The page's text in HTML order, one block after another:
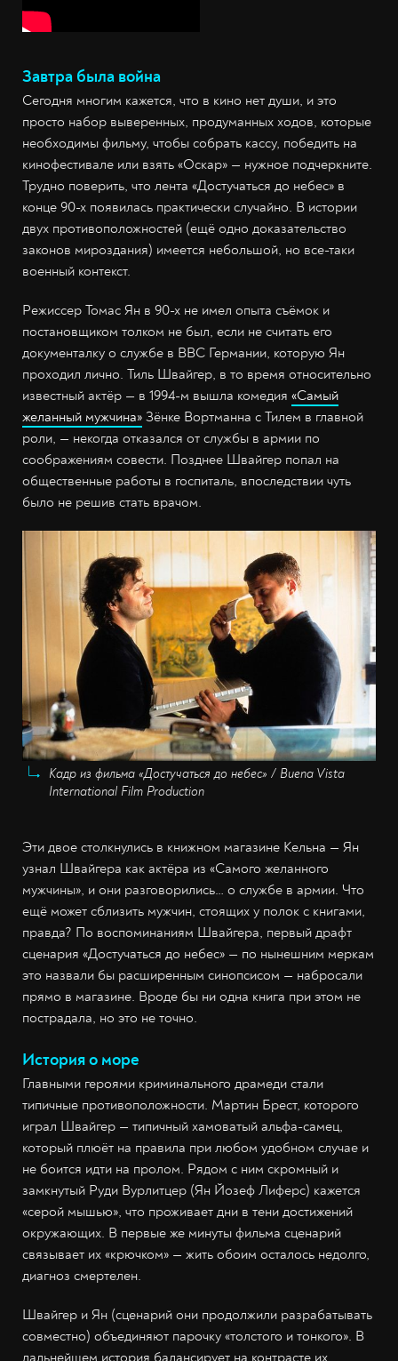
Завтра была война
Сегодня многим кажется, что в кино нет души, и это
просто набор выверенных, продуманных ходов, которые
необходимы фильму, чтобы собрать кассу, победить на
кинофестивале или взять «Оскар» — нужное подчеркните.
Трудно поверить, что лента «Достучаться до небес» в
конце 90-х появилась практически случайно. В истории
двух противоположностей (ещё одно доказательство
законов мироздания) имеется небольшой, но все-таки
военный контекст.
Режиссер Томас Ян в 90-х не имел опыта съёмок и
постановщиком толком не был, если не считать его
документалку о службе в ВВС Германии, которую Ян
проходил лично. Тиль Швайгер, в то время относительно
известный актёр — в 1994-м вышла комедия «Самый
желанный мужчина» Зёнке Вортманна с Тилем в главной
роли, — некогда отказался от службы в армии по
соображениям совести. Позднее Швайгер попал на
общественные работы в госпиталь, впоследствии чуть
было не решив стать врачом.
Кадр из фильма «Достучаться до небес» / Buena Vista
International Film Production
Эти двое столкнулись в книжном магазине Кельна — Ян
узнал Швайгера как актёра из «Самого желанного
мужчины», и они разговорились… о службе в армии. Что
ещё может сблизить мужчин, стоящих у полок с книгами,
правда? По воспоминаниям Швайгера, первый драфт
сценария «Достучаться до небес» — по нынешним меркам
это назвали бы расширенным синопсисом — набросали
прямо в магазине. Вроде бы ни одна книга при этом не
пострадала, но это не точно.
История о море
Главными героями криминального драмеди стали
типичные противоположности. Мартин Брест, которого
играл Швайгер — типичный хамоватый альфа-самец,
который плюёт на правила при любом удобном случае и
не боится идти на пролом. Рядом с ним скромный и
замкнутый Руди Вурлитцер (Ян Йозеф Лиферс) кажется
«серой мышью», что проживает дни в тени достижений
окружающих. В первые же минуты фильма сценарий
связывает их «крючком» — жить обоим осталось недолго,
диагноз смертелен.
Швайгер и Ян (сценарий они продолжили разрабатывать
совместно) объединяют парочку «толстого и тонкого». В